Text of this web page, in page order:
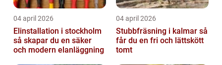
04 april 2026
Elinstallation i stockholm
så skapar du en säker
och modern elanläggning
04 april 2026
Stubbfräsning i kalmar så
får du en fri och lättskött
tomt